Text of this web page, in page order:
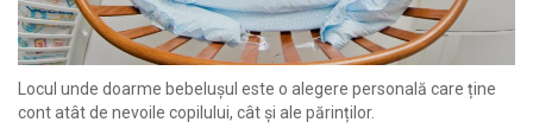
Locul unde doarme bebelușul este o alegere personală care ține
cont atât de nevoile copilului, cât și ale părinților.